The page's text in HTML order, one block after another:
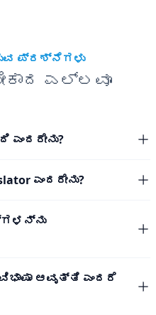
ಪ್ರಶ್ನೆಗಳು
ಎಲ್ಲವೂ
ಎಂದರೇನು?
ಆವೃತ್ತಿ ಎಂದರೆ